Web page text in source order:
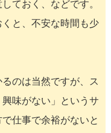
ておく、などです。
と、不安な時間も少
のは当然ですが、ス
味がない」というサ
仕事で余裕がないと